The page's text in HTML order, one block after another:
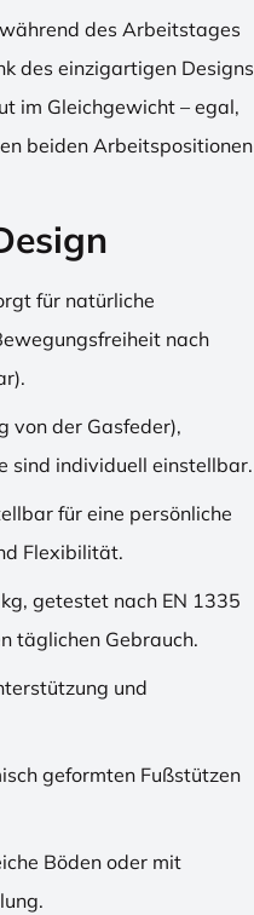
des Arbeitstages
des einzigartigen Designs
im Gleichgewicht – egal,
beiden Arbeitspositionen
für natürliche
nach
von der Gasfeder),
sind individuell einstellbar.
für eine persönliche
Flexibilität.
getestet nach EN 1335
täglichen Gebrauch.
und
geformten Fußstützen
Böden oder mit